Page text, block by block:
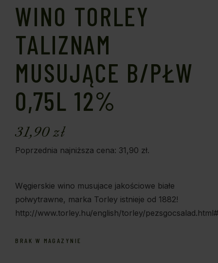
WINO TORLEY
TALIZNAM
MUSUJĄCE B/PŁW
0,75L 12%
31,90zł
Poprzednia najniższa cena: 31,90 zł.
Węgierskie wino musujace jakościowe białe
połwytrawne, marka Torley istnieje od 1882!
http://www.torley.hu/english/torley/
BRAK W MAGAZYNIE